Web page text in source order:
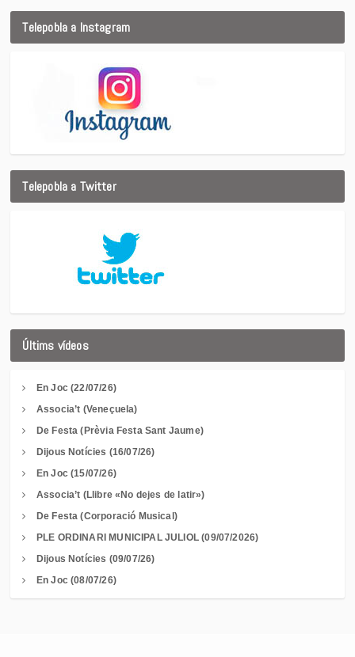
Telepobla a Instagram
Telepobla a Twitter
Últims vídeos
En Joc (22/07/26)
Associa’t (Veneçuela)
De Festa (Prèvia Festa Sant Jaume)
Dijous Notícies (16/07/26)
En Joc (15/07/26)
Associa’t (Llibre «No dejes de latir»)
De Festa (Corporació Musical)
PLE ORDINARI MUNICIPAL JULIOL (09/07/2026)
Dijous Notícies (09/07/26)
En Joc (08/07/26)